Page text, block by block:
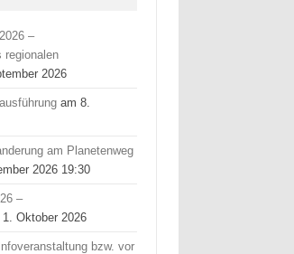
–
regionalen
2026
am 8.
am Planetenweg
2026 19:30
–
1. Oktober 2026
bzw. vor